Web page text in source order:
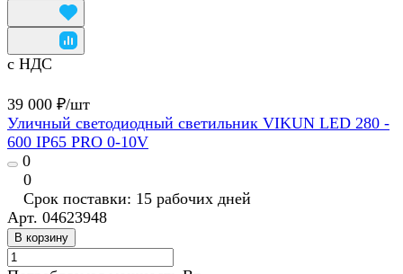
с НДС
39 000 ₽/шт
Уличный светодиодный светильник VIKUN LED 280 -
600 IP65 PRO 0-10V
0
0
Срок поставки: 15 рабочих дней
Арт. 04623948
В корзину